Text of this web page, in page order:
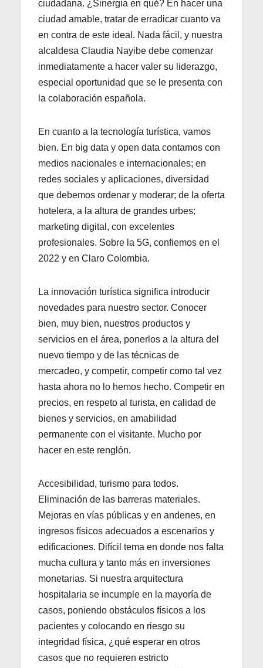
ciudadana. ¿Sinergia en qué? En hacer una
ciudad amable, tratar de erradicar cuanto va
en contra de este ideal. Nada fácil, y nuestra
alcaldesa Claudia Nayibe debe comenzar
inmediatamente a hacer valer su liderazgo,
especial oportunidad que se le presenta con
la colaboración española.
En cuanto a la tecnología turística, vamos
bien. En big data y open data contamos con
medios nacionales e internacionales; en
redes sociales y aplicaciones, diversidad
que debemos ordenar y moderar; de la oferta
hotelera, a la altura de grandes urbes;
marketing digital, con excelentes
profesionales. Sobre la 5G, confiemos en el
2022 y en Claro Colombia.
La innovación turística significa introducir
novedades para nuestro sector. Conocer
bien, muy bien, nuestros productos y
servicios en el área, ponerlos a la altura del
nuevo tiempo y de las técnicas de
mercadeo, y competir, competir como tal vez
hasta ahora no lo hemos hecho. Competir en
precios, en respeto al turista, en calidad de
bienes y servicios, en amabilidad
permanente con el visitante. Mucho por
hacer en este renglón.
Accesibilidad, turismo para todos.
Eliminación de las barreras materiales.
Mejoras en vías públicas y en andenes, en
ingresos físicos adecuados a escenarios y
edificaciones. Difícil tema en donde nos falta
mucha cultura y tanto más en inversiones
monetarias. Si nuestra arquitectura
hospitalaria se incumple en la mayoría de
casos, poniendo obstáculos físicos a los
pacientes y colocando en riesgo su
integridad física, ¿qué esperar en otros
casos que no requieren estricto